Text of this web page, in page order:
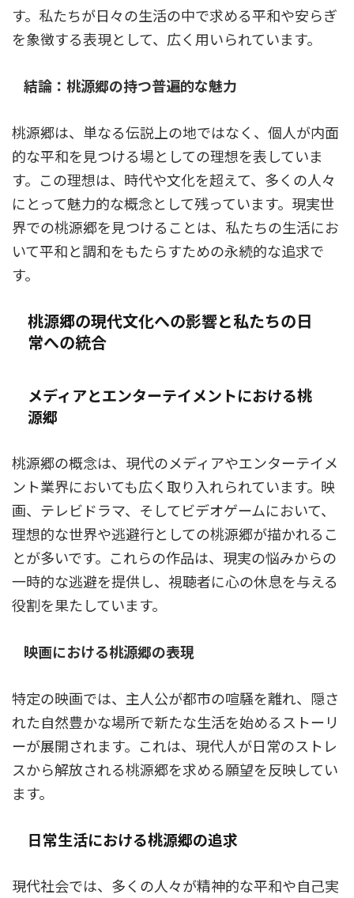
す。私たちが日々の生活の中で求める平和や安らぎ
を象徴する表現として、広く用いられています。
結論：桃源郷の持つ普遍的な魅力
桃源郷は、単なる伝説上の地ではなく、個人が内面
的な平和を見つける場としての理想を表していま
す。この理想は、時代や文化を超えて、多くの人々
にとって魅力的な概念として残っています。現実世
界での桃源郷を見つけることは、私たちの生活にお
いて平和と調和をもたらすための永続的な追求で
す。
桃源郷の現代文化への影響と私たちの日
常への統合
メディアとエンターテイメントにおける桃
源郷
桃源郷の概念は、現代のメディアやエンターテイメ
ント業界においても広く取り入れられています。映
画、テレビドラマ、そしてビデオゲームにおいて、
理想的な世界や逃避行としての桃源郷が描かれるこ
とが多いです。これらの作品は、現実の悩みからの
一時的な逃避を提供し、視聴者に心の休息を与える
役割を果たしています。
映画における桃源郷の表現
特定の映画では、主人公が都市の喧騒を離れ、隠さ
れた自然豊かな場所で新たな生活を始めるストーリ
ーが展開されます。これは、現代人が日常のストレ
スから解放される桃源郷を求める願望を反映してい
ます。
日常生活における桃源郷の追求
現代社会では、多くの人々が精神的な平和や自己実